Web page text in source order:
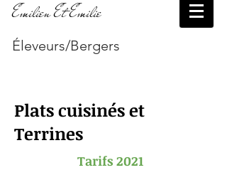
Emilien Et Emilie
Éleveurs/Bergers
Plats cuisinés et
Terrines
Tarifs 2021